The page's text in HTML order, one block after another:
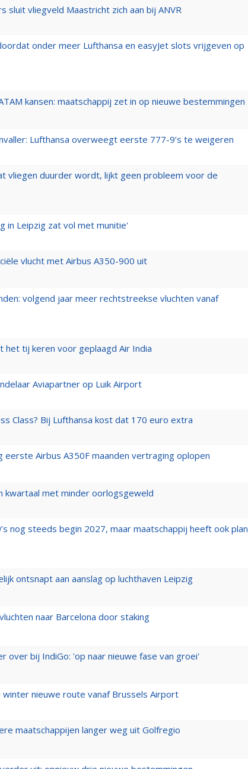
sluit vliegveld Maastricht zich aan bij ANVR
onder meer Lufthansa en easyJet slots vrijgeven op
kansen: maatschappij zet in op nieuwe bestemmingen
Lufthansa overweegt eerste 777-9’s te weigeren
vliegen duurder wordt, lijkt geen probleem voor de
in Leipzig zat vol met munitie'
vlucht met Airbus A350-900 uit
volgend jaar meer rechtstreekse vluchten vanaf
het tij keren voor geplaagd Air India
Aviapartner op Luik Airport
Class? Bij Lufthansa kost dat 170 euro extra
eerste Airbus A350F maanden vertraging oplopen
kwartaal met minder oorlogsgeweld
nog steeds begin 2027, maar maatschappij heeft ook plan
ontsnapt aan aanslag op luchthaven Leipzig
naar Barcelona door staking
over bij IndiGo: 'op naar nieuwe fase van groei'
nieuwe route vanaf Brussels Airport
maatschappijen langer weg uit Golfregio